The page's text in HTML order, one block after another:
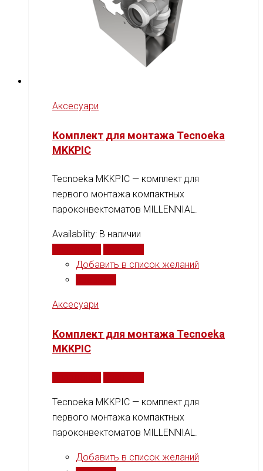
Аксесуари
Комплект для монтажа Tecnoeka
MKKPIC
Tecnoeka MKKPIC — комплект для
первого монтажа компактных
пароконвектоматов MILLENNIAL.
Availability: В наличии
Добавить в список желаний
Аксесуари
Комплект для монтажа Tecnoeka
MKKPIC
Tecnoeka MKKPIC — комплект для
первого монтажа компактных
пароконвектоматов MILLENNIAL.
Добавить в список желаний